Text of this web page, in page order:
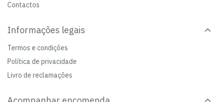
Contactos
Informações legais
Termos e condições
Política de privacidade
Livro de reclamações